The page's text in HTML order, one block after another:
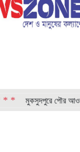
মুকসুদপুরে পৌর আওয়ামী